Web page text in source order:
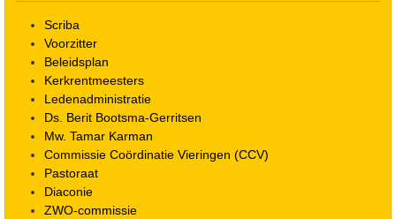
Scriba
Voorzitter
Beleidsplan
Kerkrentmeesters
Ledenadministratie
Ds. Berit Bootsma-Gerritsen
Mw. Tamar Karman
Commissie Coördinatie Vieringen (CCV)
Pastoraat
Diaconie
ZWO-commissie